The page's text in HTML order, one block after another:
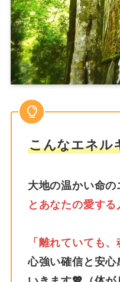
こんなエネル
大地の温かい命の
とあなたの愛する
「離れていても、
心強い確信と安心